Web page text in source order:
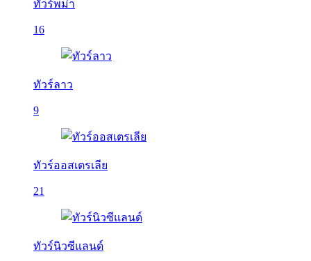
ทัวร์พม่า
16
ทัวร์ลาว
9
ทัวร์ออสเตรเลีย
21
ทัวร์นิวซีแลนด์